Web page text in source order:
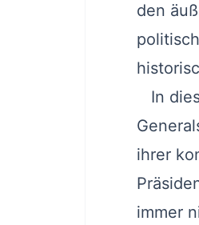
den
In
ihrer
immer